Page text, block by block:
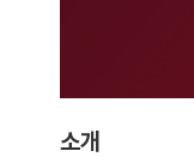
소개